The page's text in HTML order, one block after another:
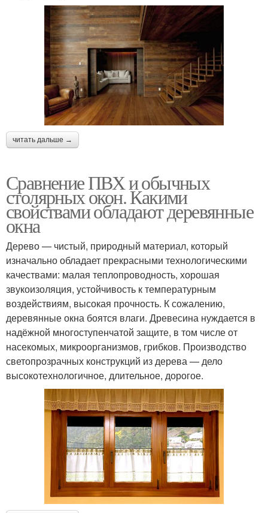
читать дальше →
Сравнение ПВХ и обычных
столярных окон. Какими
свойствами обладают деревянные
окна
Дерево — чистый, природный материал, который
изначально обладает прекрасными технологическими
качествами: малая теплопроводность, хорошая
звукоизоляция, устойчивость к температурным
воздействиям, высокая прочность. К сожалению,
деревянные окна боятся влаги. Древесина нуждается в
надёжной многоступенчатой защите, в том числе от
насекомых, микроорганизмов, грибков. Производство
светопрозрачных конструкций из дерева — дело
высокотехнологичное, длительное, дорогое.